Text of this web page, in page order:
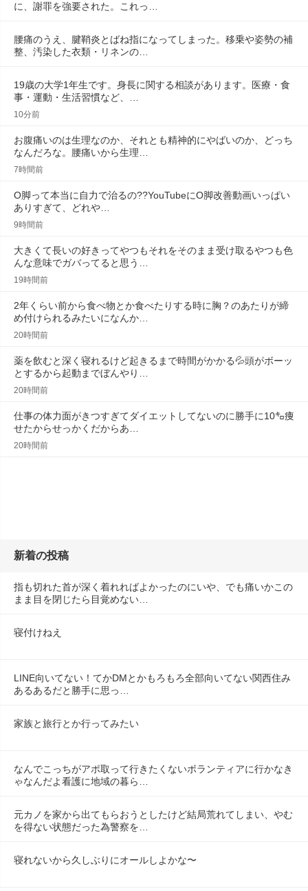
に、謝罪を強要された。これっ…
腰痛のうえ、腱鞘炎とばね指になってしまった。移乗や姿勢の補
整、汚染した衣類・リネンの…
19歳の大学1年生です。身長に関する相談があります。医療・食
事・運動・生活習慣など、…
10分前
お腹痛いのは生理なのか、それとも精神的にやばいのか、どっち
なんだろな。腰痛いから生理…
7時間前
O脚って本当に自力で治るの??YouTubeにO脚改善動画いっぱい
ありすぎて、どれや…
9時間前
大きくて長いの好きってやつもそれをそのまま受け取るやつも色
んな意味でガバってると思う…
19時間前
2年くらい前から食べ物とか食べたりする時に胸？のあたりが締
め付けられるみたいになんか…
20時間前
薬を飲むと深く寝れるけど起きるまで時間がかかる💦頭がボーッ
とするから起動までぼんやり…
20時間前
仕事の体力面がきつすぎてダイエットしてないのに勝手に10㌔痩
せたからせっかくだからあ…
20時間前
新着の投稿
指も切れた首が深く着れればよかったのにいや、でも痛いかこの
まま目を閉じたら目覚めない…
寝付けねえ
LINE向いてない！てかDMとかもろもろ全部向いてない関西住み
あるあるだと勝手に思っ…
家族と旅行とか行ってみたい
なんでこっちがアポ取って行きたくないボランティアに行かなき
ゃなんだよ看護に地域の暮ら…
元カノを家から出てもらおうとしたけど結局荒れてしまい、やむ
を得ない状態だった為警察を…
寝れないから久しぶりにオールしよかな〜